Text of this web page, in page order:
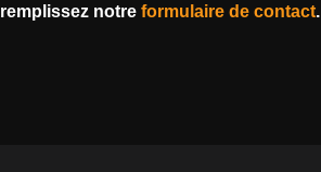
remplissez notre formulaire de contact.